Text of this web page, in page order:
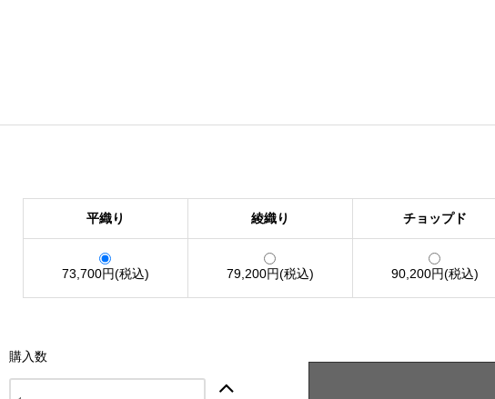
平織り 綾織り チョップド
73,700円(税込) 79,200円(税込) 90,200円(税込)
購入数